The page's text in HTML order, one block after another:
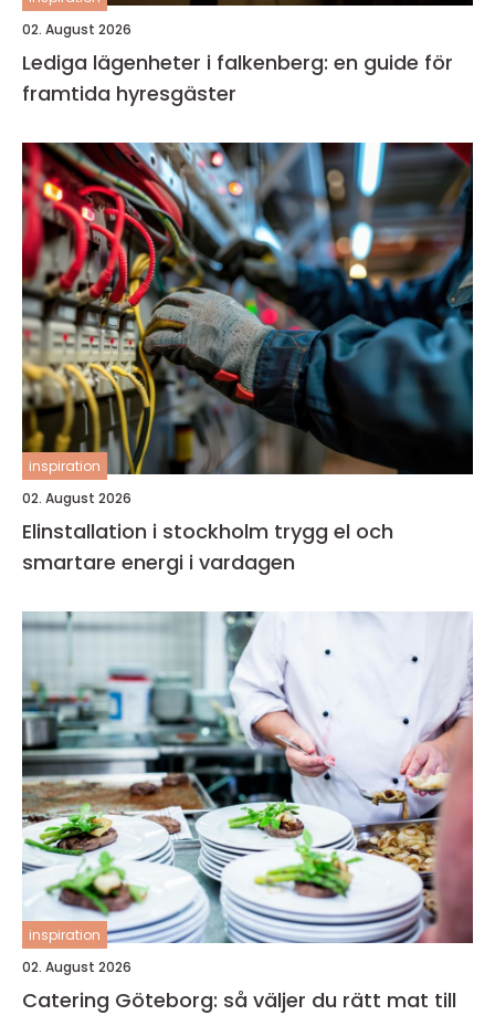
02. August 2026
Lediga lägenheter i falkenberg: en guide för
framtida hyresgäster
inspiration
02. August 2026
Elinstallation i stockholm trygg el och
smartare energi i vardagen
inspiration
02. August 2026
Catering Göteborg: så väljer du rätt mat till